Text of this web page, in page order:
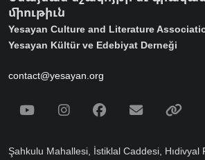
միութիւն
Yesayan Culture and Literature
Yesayan Kültür ve Edebiyat Derneği
contact@yesayan.org
Social Media
YoutubeInstagramFacebook
Email
Şahkulu Mahallesi, İstiklal Caddesi, Hıdivyal